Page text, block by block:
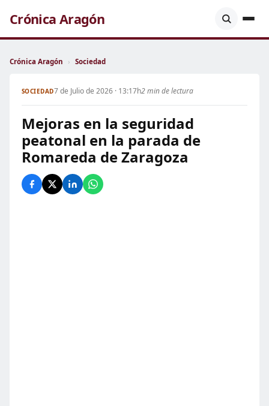
Crónica Aragón
Crónica Aragón › Sociedad
SOCIEDAD7 de Julio de 2026 · 13:17h2 min de lectura
Mejoras en la seguridad
peatonal en la parada de
Romareda de Zaragoza